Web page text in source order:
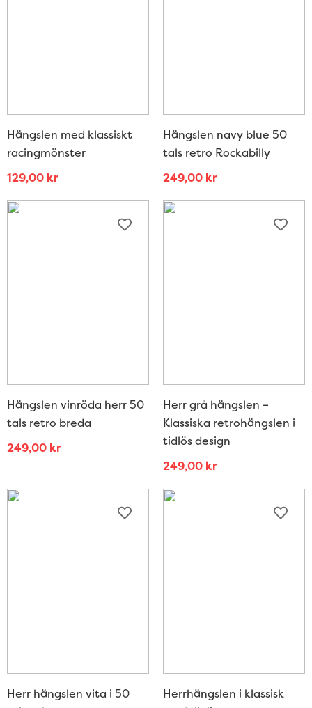
Hängslen med klassiskt
racingmönster
129,00 kr
Hängslen navy blue 50
tals retro Rockabilly
249,00 kr
Hängslen vinröda herr 50
tals retro breda
249,00 kr
Herr grå hängslen –
Klassiska retrohängslen i
tidlös design
249,00 kr
Herr hängslen vita i 50
Herrhängslen i klassisk